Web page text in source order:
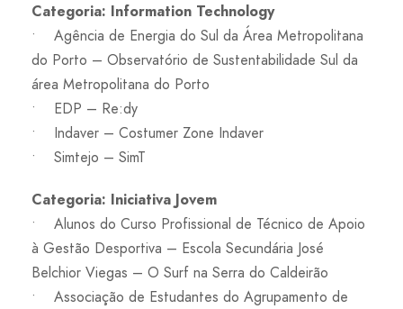
Categoria: Information Technology
• Agência de Energia do Sul da Área Metropolitana
do Porto – Observatório de Sustentabilidade Sul da
área Metropolitana do Porto
• EDP – Re:dy
• Indaver – Costumer Zone Indaver
• Simtejo – SimT
Categoria: Iniciativa Jovem
• Alunos do Curso Profissional de Técnico de Apoio
à Gestão Desportiva – Escola Secundária José
Belchior Viegas – O Surf na Serra do Caldeirão
• Associação de Estudantes do Agrupamento de